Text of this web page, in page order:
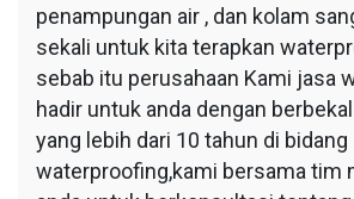
penampungan air , dan kolam
sekali untuk kita terapkan
sebab itu perusahaan Kami jasa
hadir untuk anda dengan
yang lebih dari 10 tahun di bidang
waterproofing,kami bersama tim